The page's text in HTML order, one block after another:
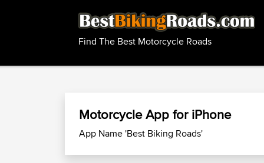
Find The Best Motorcycle Roads
Motorcycle App for iPhone
App Name 'Best Biking Roads'